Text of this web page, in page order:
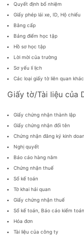
Quyết định bổ nhiệm
Giấy phép lái xe, ID, Hộ chiếu
Bằng cấp
Bảng điểm học tập
Hồ sơ học tập
Lời mời của trường
Sơ yếu lí lịch
Các loại giấy tờ liên quan khác
Giấy tờ/Tài liệu của
Giấy chứng nhận thành lập
Giấy chứng nhận đổi tên
Chứng nhận đăng ký kinh
Nghị quyết
Báo cáo hàng năm
Chứng nhận thuế
Sổ kế toán
Tờ khai hải quan
Giấy chứng nhận thuế
Sổ kế toán, Báo cáo kiểm toán
Hóa đơn
Tài liệu của công ty